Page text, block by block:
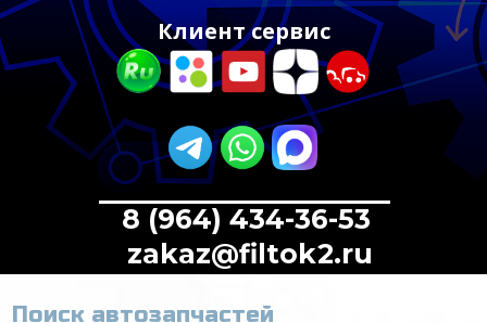
Клиент сервис
8 (964) 434-36-53
zakaz@filtok2.ru
Поиск автозапчастей